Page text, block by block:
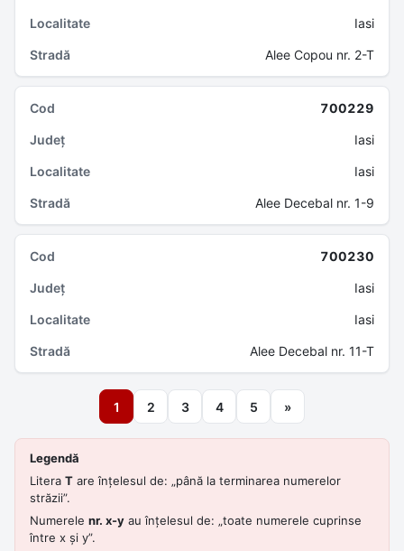
Iasi
Alee Copou nr. 2-T
700229
Iasi
Iasi
Alee Decebal nr. 1-9
700230
Iasi
Iasi
Alee Decebal nr. 11-T
1 2 3 4 5 »
Legendă
Litera T are înțelesul de: „până la terminarea numerelor
străzii”.
Numerele nr. x-y au înțelesul de: „toate numerele cuprinse
între x și y”.